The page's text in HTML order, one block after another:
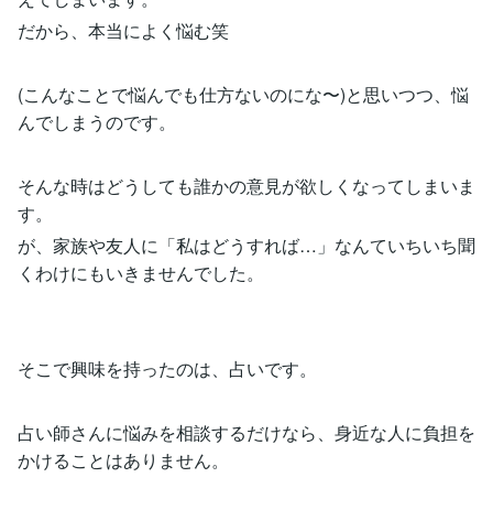
だから、本当によく悩む笑
(こんなことで悩んでも仕方ないのにな〜)と思いつつ、悩
んでしまうのです。
そんな時はどうしても誰かの意見が欲しくなってしまいま
す。
が、家族や友人に「私はどうすれば…」なんていちいち聞
くわけにもいきませんでした。
そこで興味を持ったのは、占いです。
占い師さんに悩みを相談するだけなら、身近な人に負担を
かけることはありません。